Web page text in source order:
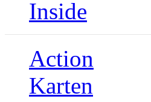
Inside
Action
Karten